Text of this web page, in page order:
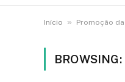
Início » Promoção
BROWSING: